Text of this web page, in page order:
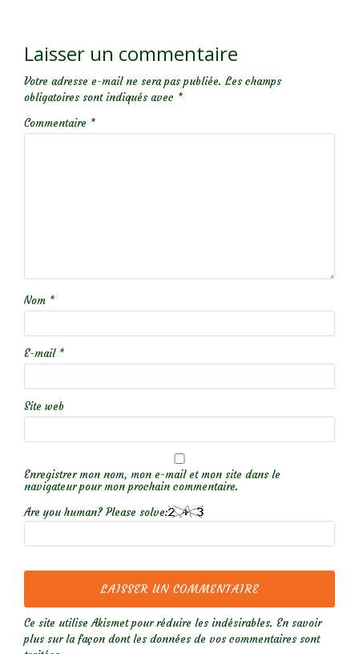
Laisser un commentaire
Votre adresse e-mail ne sera pas publiée. Les champs
obligatoires sont indiqués avec *
Commentaire *
Nom *
E-mail *
Site web
Enregistrer mon nom, mon e-mail et mon site dans le
navigateur pour mon prochain commentaire.
Are you human? Please solve:
Ce site utilise Akismet pour réduire les indésirables. En savoir
plus sur la façon dont les données de vos commentaires sont